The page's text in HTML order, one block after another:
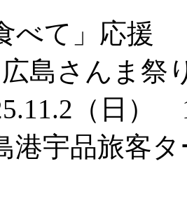
べて」応援
島さんま祭
（日）
港宇品旅客